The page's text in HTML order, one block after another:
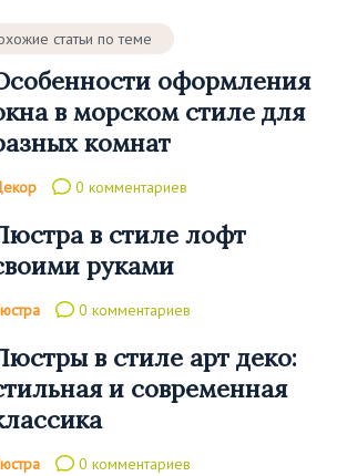
статьи по теме
оформления
в морском стиле для
комнат
0 комментариев
в стиле лофт
руками
0 комментариев
в стиле арт деко:
и современная
0 комментариев